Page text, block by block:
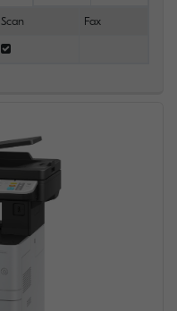
Scan Fax